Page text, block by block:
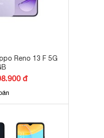
Reno 13 F 5G
đ